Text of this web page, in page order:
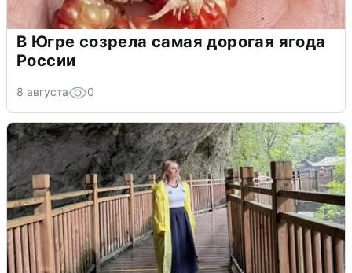
В Югре созрела самая дорогая ягода
России
8 августа 0